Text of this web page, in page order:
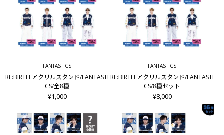
FANTASTICS
RE:BIRTH アクリルスタンド/FANTASTI
CS/全8種
¥1,000
FANTASTICS
RE:BIRTH アクリルスタンド/FANTASTI
CS/8種セット
¥8,000